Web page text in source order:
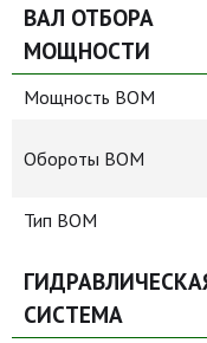
ВАЛ ОТБОРА
МОЩНОСТИ
Мощность ВОМ
Обороты ВОМ
Тип ВОМ
СИСТЕМА